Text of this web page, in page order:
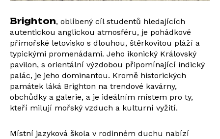
Brighton, oblíbený cíl studentů hledajících
autentickou anglickou atmosféru, je pohádkové
přímořské letovisko s dlouhou, štěrkovitou pláží a
typickými promenádami. Jeho ikonický Královský
pavilon, s orientální výzdobou připomínající indický
palác, je jeho dominantou. Kromě historických
památek láká Brighton na trendové kavárny,
obchůdky a galerie, a je ideálním místem pro ty,
kteří milují mořský vzduch a kulturní vyžití.
Místní jazyková škola v rodinném duchu nabízí